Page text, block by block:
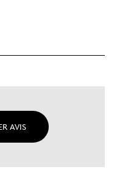
AVIS